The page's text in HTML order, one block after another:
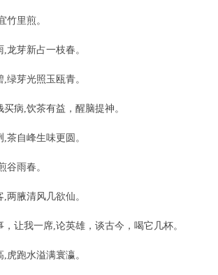
竹里煎。
龙芽新占一枝春。
绿芽光照玉瓯青。
病,饮茶有益，醒脑提神。
茶自峰生味更圆。
谷雨春。
两腋清风几欲仙。
让我一席,论英雄，谈古今，喝它几杯。
虎跑水溢满寰瀛。